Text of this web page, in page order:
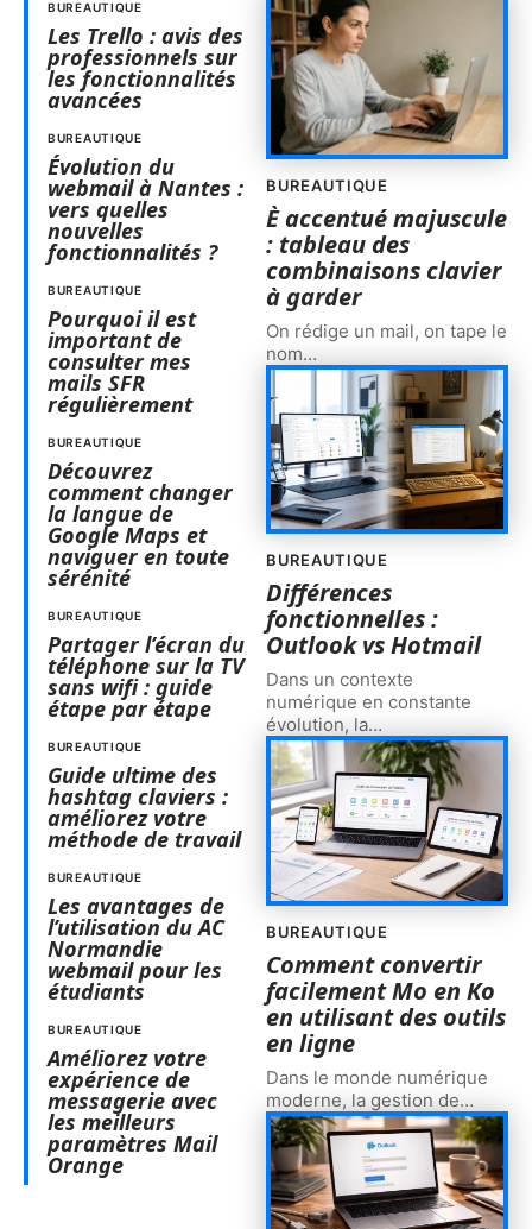
BUREAUTIQUE
Les Trello : avis des
professionnels sur
les fonctionnalités
avancées
BUREAUTIQUE
Évolution du
webmail à Nantes :
vers quelles
nouvelles
fonctionnalités ?
BUREAUTIQUE
Pourquoi il est
important de
consulter mes
mails SFR
régulièrement
BUREAUTIQUE
Découvrez
comment changer
la langue de
Google Maps et
naviguer en toute
sérénité
BUREAUTIQUE
Partager l’écran du
téléphone sur la TV
sans wifi : guide
étape par étape
BUREAUTIQUE
Guide ultime des
hashtag claviers :
améliorez votre
méthode de travail
BUREAUTIQUE
Les avantages de
l’utilisation du AC
Normandie
webmail pour les
étudiants
BUREAUTIQUE
Améliorez votre
expérience de
messagerie avec
les meilleurs
paramètres Mail
Orange
BUREAUTIQUE
È accentué majuscule
: tableau des
combinaisons clavier
à garder
On rédige un mail, on tape le
nom…
BUREAUTIQUE
Différences
fonctionnelles :
Outlook vs Hotmail
Dans un contexte
numérique en constante
évolution, la…
BUREAUTIQUE
Comment convertir
facilement Mo en Ko
en utilisant des outils
en ligne
Dans le monde numérique
moderne, la gestion de…